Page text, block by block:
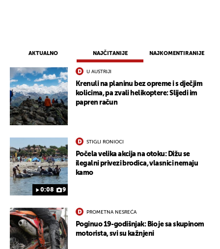
AKTUALNO NAJČITANIJE NAJKOMENTIRANIJE
U AUSTRIJI
Krenuli na planinu bez opreme i s dječjim
kolicima, pa zvali helikoptere: Slijedi im
papren račun
0:08 9
STIGLI RONIOCI
Počela velika akcija na otoku: Dižu se
ilegalni privezi brodica, vlasnici nemaju
kamo
PROMETNA NESREĆA
Poginuo 19-godišnjak: Bio je sa skupinom
motorista, svi su kažnjeni